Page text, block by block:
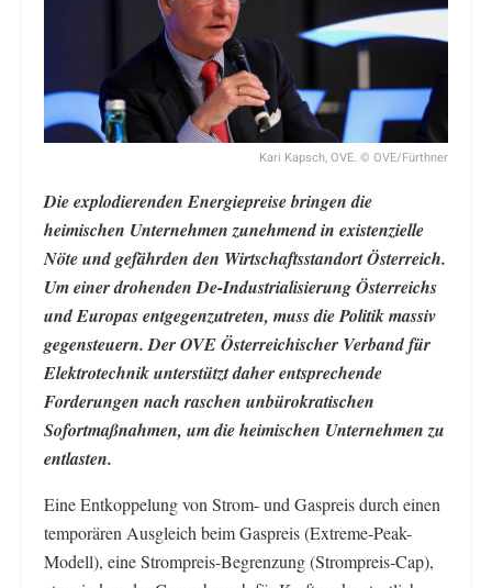
Kari Kapsch, OVE. © OVE/Fürthner
Die explodierenden Energiepreise bringen die
heimischen Unternehmen zunehmend in existenzielle
Nöte und gefährden den Wirtschaftsstandort Österreich.
Um einer drohenden De-Industrialisierung Österreichs
und Europas entgegenzutreten, muss die Politik massiv
gegensteuern. Der OVE Österreichischer Verband für
Elektrotechnik unterstützt daher entsprechende
Forderungen nach raschen unbürokratischen
Sofortmaßnahmen, um die heimischen Unternehmen zu
entlasten.
Eine Entkoppelung von Strom- und Gaspreis durch einen
temporären Ausgleich beim Gaspreis (Extreme-Peak-
Modell), eine Strompreis-Begrenzung (Strompreis-Cap),